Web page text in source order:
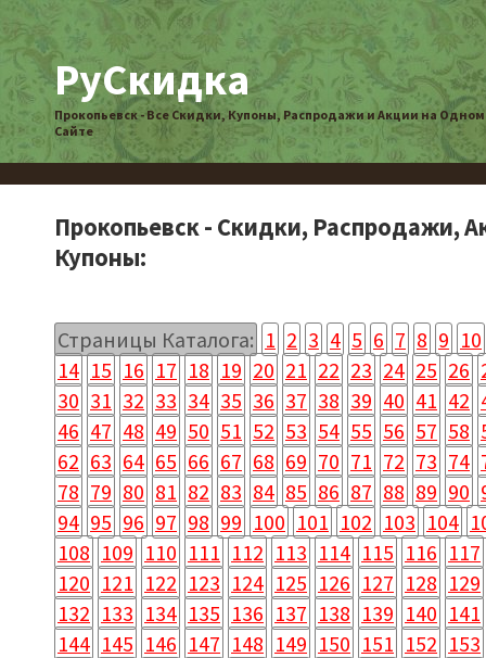
РуСкидка
Прокопьевск - Все Скидки, Купоны, Распродажи и Акции на Одном
Сайте
Прокопьевск - Скидки, Распродажи,
Купоны:
Страницы Каталога: 1 2 3 4 5 6 7 8 9 10
14 15 16 17 18 19 20 21 22 23 24 25 26
30 31 32 33 34 35 36 37 38 39 40 41 42
46 47 48 49 50 51 52 53 54 55 56 57 58
62 63 64 65 66 67 68 69 70 71 72 73 74
78 79 80 81 82 83 84 85 86 87 88 89 90
94 95 96 97 98 99 100 101 102 103 104
108 109 110 111 112 113 114 115 116 117
120 121 122 123 124 125 126 127 128 129
132 133 134 135 136 137 138 139 140 141
144 145 146 147 148 149 150 151 152 153